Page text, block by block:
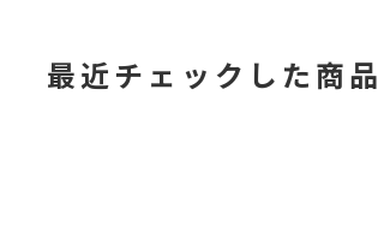
最近チェックした商品